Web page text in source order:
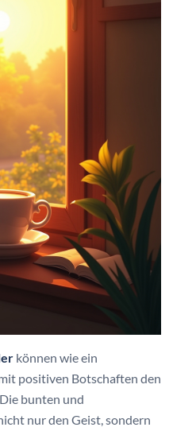
können wie ein
positiven Botschaften den
bunten und
nur den Geist, sondern